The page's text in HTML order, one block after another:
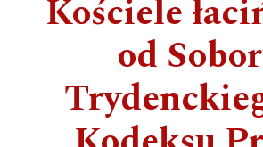
Kościele
od